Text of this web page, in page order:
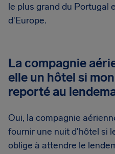
le plus grand du Portugal
d'Europe.
La compagnie
elle un hôtel si
reporté au
Oui, la compagnie
fournir une nuit d'hôtel si
oblige à attendre le